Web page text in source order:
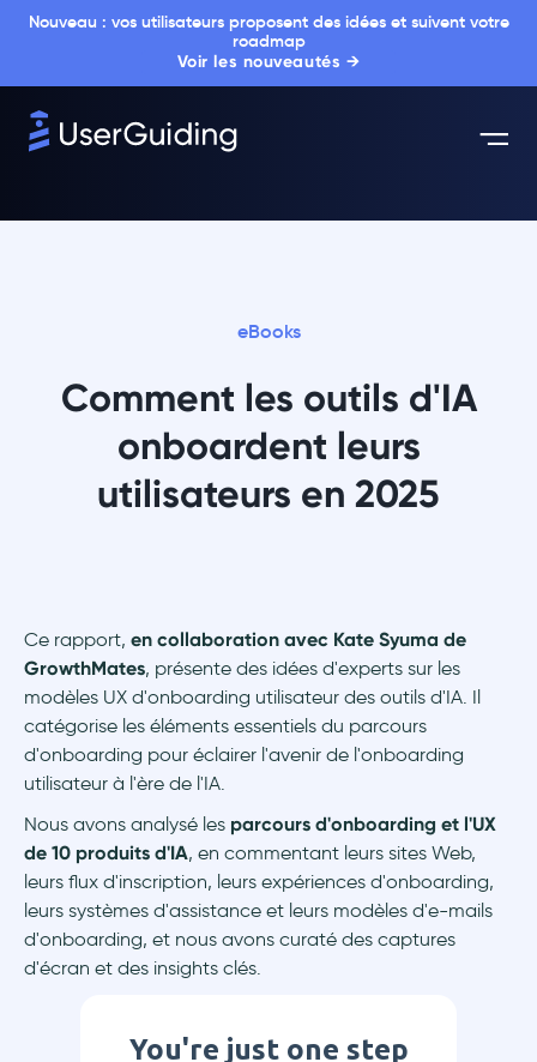
Nouveau : vos utilisateurs proposent des idées et suivent votre
roadmap
Voir les nouveautés →
eBooks
Comment les outils d'IA
onboardent leurs
utilisateurs en 2025
Ce rapport, en collaboration avec Kate Syuma de
GrowthMates, présente des idées d'experts sur les
modèles UX d'onboarding utilisateur des outils d'IA. Il
catégorise les éléments essentiels du parcours
d'onboarding pour éclairer l'avenir de l'onboarding
utilisateur à l'ère de l'IA.
Nous avons analysé les parcours d'onboarding et l'UX
de 10 produits d'IA, en commentant leurs sites Web,
leurs flux d'inscription, leurs expériences d'onboarding,
leurs systèmes d'assistance et leurs modèles d'e-mails
d'onboarding, et nous avons curaté des captures
d'écran et des insights clés.